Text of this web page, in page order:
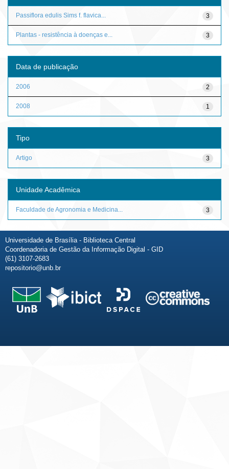
3
Passiflora edulis Sims f. flavica...
3
Plantas - resistência à doenças e...
Data de publicação
2
2006
1
2008
Tipo
3
Artigo
Unidade Acadêmica
3
Faculdade de Agronomia e Medicina...
Universidade de Brasília - Biblioteca Central
Coordenadoria de Gestão da Informação Digital - GID
(61) 3107-2683
repositorio@unb.br